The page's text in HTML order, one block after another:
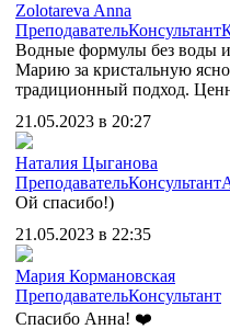
Zolotareva Anna
ПреподавательКонсультант
Водные формулы без воды
Марию за кристальную
традиционный подход.
21.05.2023 в 20:27
Наталия Цыганова
ПреподавательКонсультант
Ой спасибо!)
21.05.2023 в 22:35
Мария Кормановская
ПреподавательКонсультант
Спасибо Анна! ❤️